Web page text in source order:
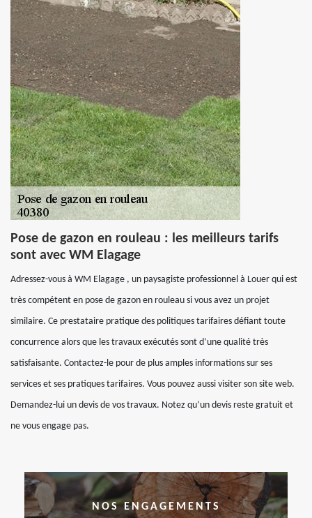
Pose de gazon en rouleau : les meilleurs tarifs
sont avec WM Elagage
Adressez-vous à WM Elagage , un paysagiste professionnel à Louer qui est
très compétent en pose de gazon en rouleau si vous avez un projet
similaire. Ce prestataire pratique des politiques tarifaires défiant toute
concurrence alors que les travaux exécutés sont d’une qualité très
satisfaisante. Contactez-le pour de plus amples informations sur ses
services et ses pratiques tarifaires. Vous pouvez aussi visiter son site web.
Demandez-lui un devis de vos travaux. Notez qu’un devis reste gratuit et
ne vous engage pas.
NOS ENGAGEMENTS